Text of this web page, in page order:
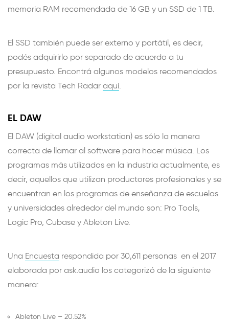
memoria RAM recomendada de 16 GB y un SSD de 1 TB.
El SSD también puede ser externo y portátil, es decir,
podés adquirirlo por separado de acuerdo a tu
presupuesto. Encontrá algunos modelos recomendados
por la revista Tech Radar aquí.
EL DAW
El DAW (digital audio workstation) es sólo la manera
correcta de llamar al software para hacer música. Los
programas más utilizados en la industria actualmente, es
decir, aquellos que utilizan productores profesionales y se
encuentran en los programas de enseñanza de escuelas
y universidades alrededor del mundo son: Pro Tools,
Logic Pro, Cubase y Ableton Live.
Una Encuesta respondida por 30,611 personas en el 2017
elaborada por ask.audio los categorizó de la siguiente
manera:
Ableton Live – 20.52%